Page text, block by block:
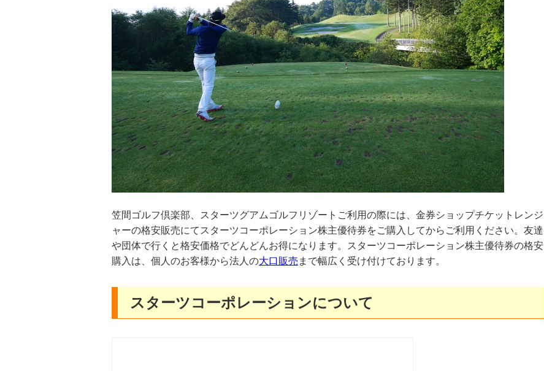
笠間ゴルフ倶楽部、スターツグアムゴルフリゾートご利用の際には、金券ショップチケットレンジ
ャーの格安販売にてスターツコーポレーション株主優待券をご購入してからご利用ください。友達
や団体で行くと格安価格でどんどんお得になります。スターツコーポレーション株主優待券の格安
購入は、個人のお客様から法人の大口販売 まで幅広く受け付けております。
スターツコーポレーションについて